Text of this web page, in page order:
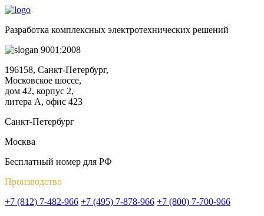
Разработка комплексных электротехнических решений
9001:2008
196158, Санкт-Петербург,
Московское шоссе,
дом 42, корпус 2,
литера А, офис 423
Санкт-Петербург
Москва
Бесплатный номер для РФ
Производство
+7 (812) 7-482-966 +7 (495) 7-878-966 +7 (800) 7-700-966